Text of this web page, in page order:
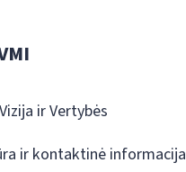
ir Vertybės
ir kontaktinė informacija